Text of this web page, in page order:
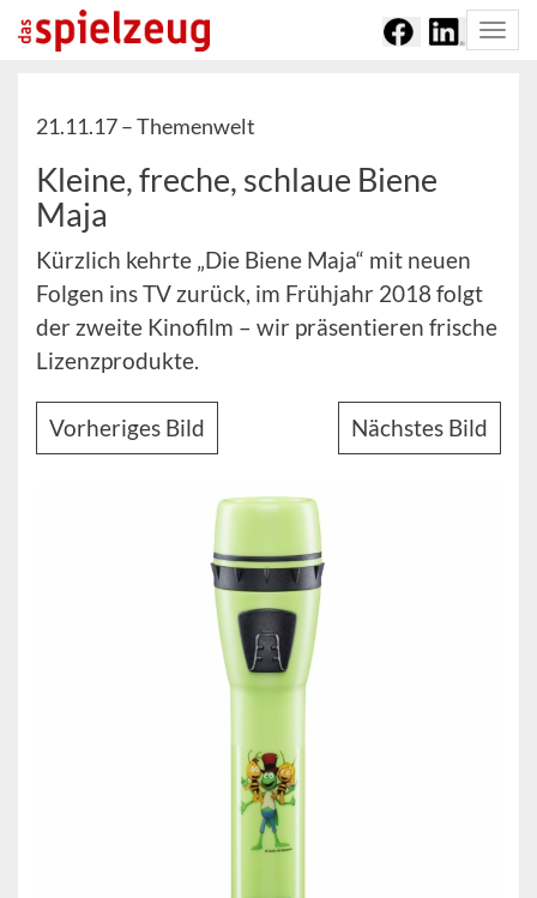
21.11.17 –Themenwelt
Kleine, freche, schlaue Biene
Maja
Kürzlich kehrte „Die Biene Maja“ mit neuen
Folgen ins TV zurück, im Frühjahr 2018 folgt
der zweite Kinofilm – wir präsentieren frische
Lizenzprodukte.
Vorheriges Bild Nächstes Bild